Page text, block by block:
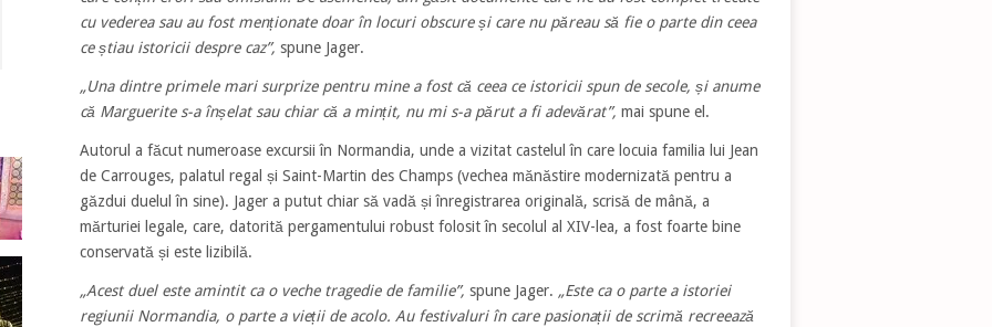
cu vederea sau au fost menționate doar în locuri obscure și care nu păreau să fie o parte din ceea
ce știau istoricii despre caz”, spune Jager.
„Una dintre primele mari surprize pentru mine a fost că ceea ce istoricii spun de secole, și anume
că Marguerite s-a înșelat sau chiar că a mințit, nu mi s-a părut a fi adevărat”, mai spune el.
Autorul a făcut numeroase excursii în Normandia, unde a vizitat castelul în care locuia familia lui Jean
de Carrouges, palatul regal și Saint-Martin des Champs (vechea mănăstire modernizată pentru a
găzdui duelul în sine). Jager a putut chiar să vadă și înregistrarea originală, scrisă de mână, a
mărturiei legale, care, datorită pergamentului robust folosit în secolul al XIV-lea, a fost foarte bine
conservată și este lizibilă.
„Acest duel este amintit ca o veche tragedie de familie”, spune Jager. „Este ca o parte a istoriei
regiunii Normandia, o parte a vieții de acolo. Au festivaluri în care pasionații de scrimă recreează